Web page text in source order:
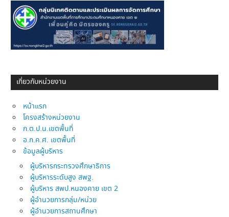
เกี่ยวกับหน่วยงาน
หน้าแรก
โครงสร้างหน่วยงาน
ก.ต.ป.น.เขตพื้นที่
อ.ก.ค.ศ. เขตพื้นที่
ข้อมูลผู้บริหาร
ผู้บริหารกระทรวงศึกษาธิการ
ผู้บริหารระดับสูง สพฐ.
ผู้บริหาร สพป.หนองคาย เขต 2
ผู้อำนวยการกลุ่ม/หน่วย
ผู้อำนวยการสถานศึกษา